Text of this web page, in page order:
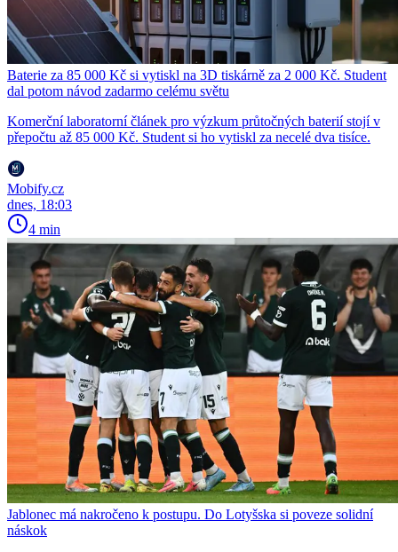
Baterie za 85 000 Kč si vytiskl na 3D tiskárně za 2 000 Kč. Student
dal potom návod zadarmo celému světu
Komerční laboratorní článek pro výzkum průtočných baterií stojí v
přepočtu až 85 000 Kč. Student si ho vytiskl za necelé dva tisíce.
Mobify.cz
dnes, 18:03
4 min
Jablonec má nakročeno k postupu. Do Lotyšska si poveze solidní
náskok